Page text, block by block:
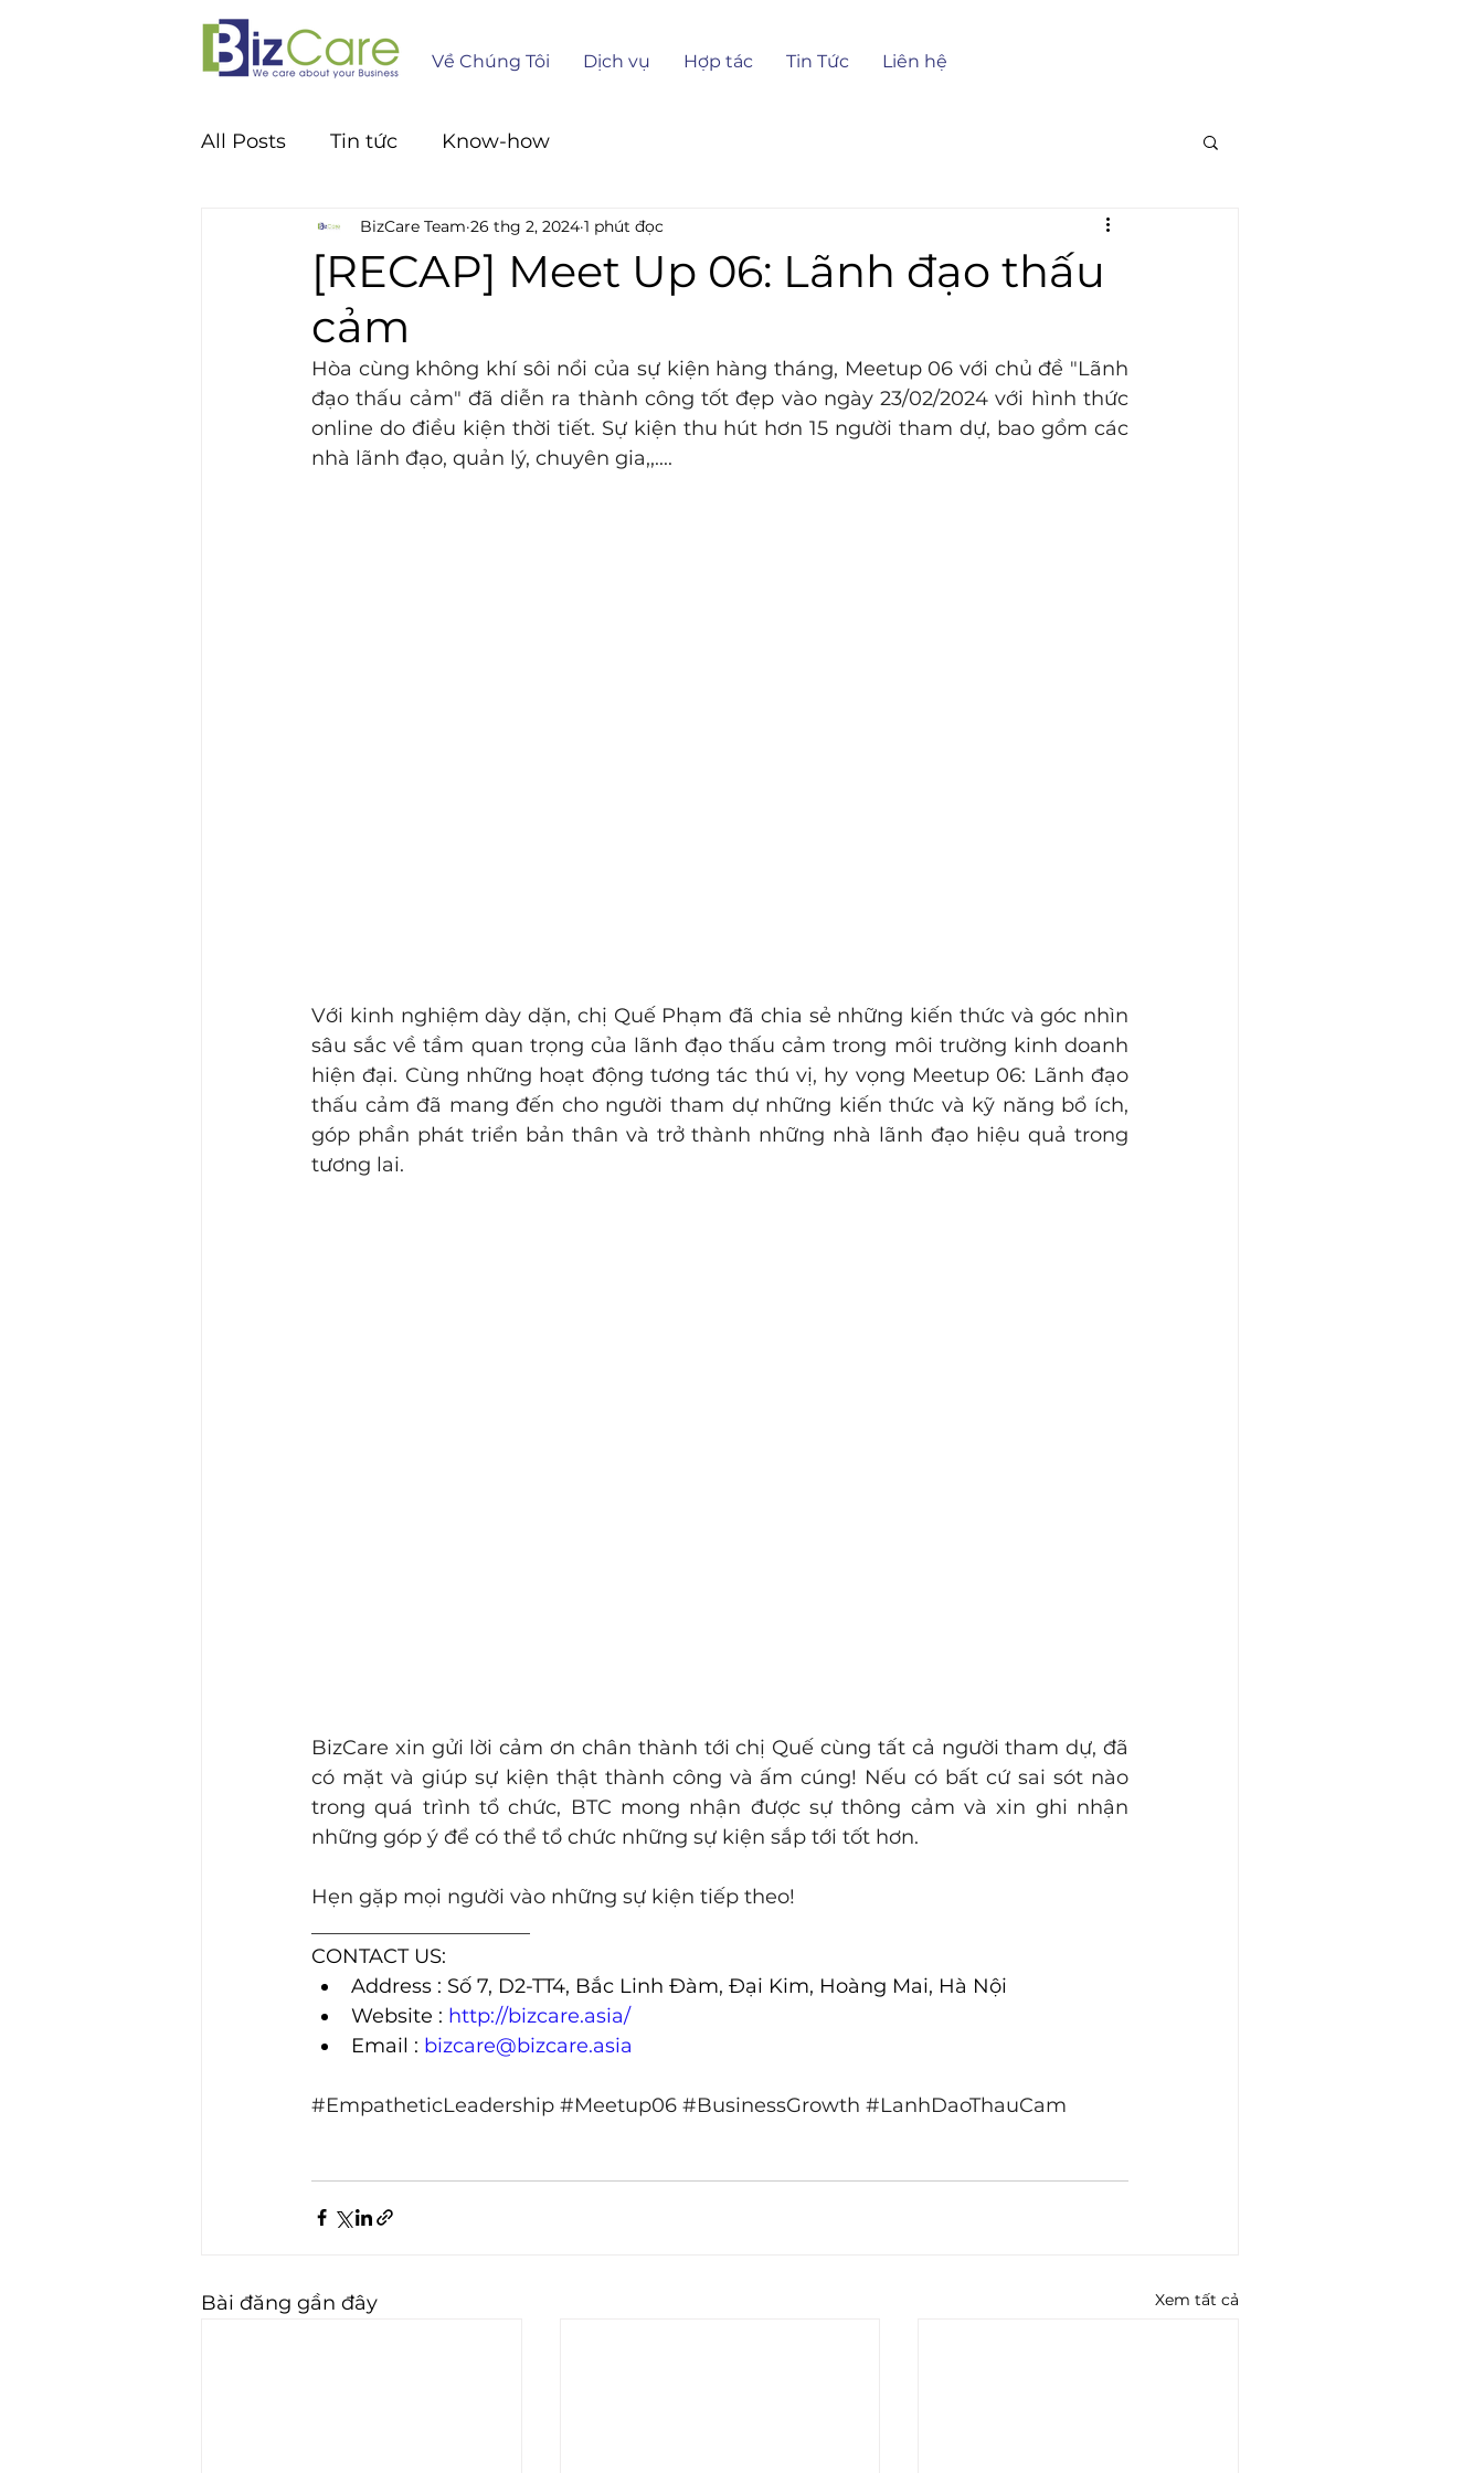
Về Chúng Tôi Dịch vụ Hợp tác Tin Tức Liên hệ
All Posts Tin tức Know-how
[RECAP] Meet Up 06: Lãnh đạo thấu
cảm
BizCare Team 26 thg 2, 2024 1 phút đọc
Hòa cùng không khí sôi nổi của sự kiện hàng tháng, Meetup 06 với chủ đề "Lãnh
đạo thấu cảm" đã diễn ra thành công tốt đẹp vào ngày 23/02/2024 với hình thức
online do điều kiện thời tiết. Sự kiện thu hút hơn 15 người tham dự, bao gồm các
nhà lãnh đạo, quản lý, chuyên gia,,....
Với kinh nghiệm dày dặn, chị Quế Phạm đã chia sẻ những kiến thức và góc nhìn
sâu sắc về tầm quan trọng của lãnh đạo thấu cảm trong môi trường kinh doanh
hiện đại. Cùng những hoạt động tương tác thú vị, hy vọng Meetup 06: Lãnh đạo
thấu cảm đã mang đến cho người tham dự những kiến thức và kỹ năng bổ ích,
góp phần phát triển bản thân và trở thành những nhà lãnh đạo hiệu quả trong
tương lai.
BizCare xin gửi lời cảm ơn chân thành tới chị Quế cùng tất cả người tham dự, đã
có mặt và giúp sự kiện thật thành công và ấm cúng! Nếu có bất cứ sai sót nào
trong quá trình tổ chức, BTC mong nhận được sự thông cảm và xin ghi nhận
những góp ý để có thể tổ chức những sự kiện sắp tới tốt hơn.
Hẹn gặp mọi người vào những sự kiện tiếp theo!
CONTACT US:
Address : Số 7, D2-TT4, Bắc Linh Đàm, Đại Kim, Hoàng Mai, Hà Nội
Website : http://bizcare.asia/
Email : bizcare@bizcare.asia
#EmpatheticLeadership #Meetup06 #BusinessGrowth #LanhDaoThauCam
Bài đăng gần đây Xem tất cả